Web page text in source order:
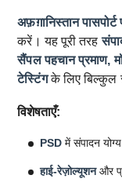
अफ़ग़ानिस्तान
करें। यह पूरी तरह
सैंपल पहचान प्रमाण,
टेस्टिंगके लिए बिल्कुल
विशेषताएँ:
PSD में संपादन
हाई-रेज़ोल्यूशनऔर